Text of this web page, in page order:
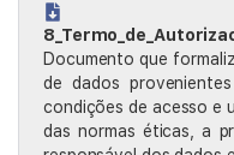
Documento que
de dados
condições de acesso e
das normas éticas, a